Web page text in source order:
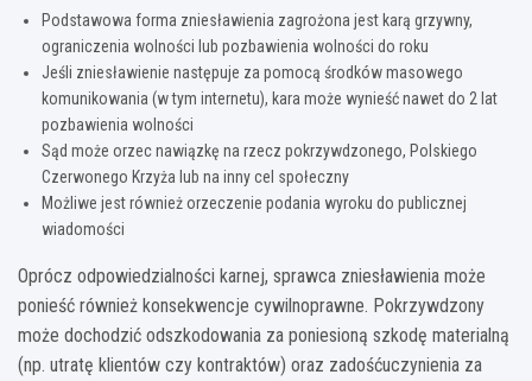
Podstawowa forma zniesławienia zagrożona jest karą grzywny,
ograniczenia wolności lub pozbawienia wolności do roku
Jeśli zniesławienie następuje za pomocą środków masowego
komunikowania (w tym internetu), kara może wynieść nawet do 2 lat
pozbawienia wolności
Sąd może orzec nawiązkę na rzecz pokrzywdzonego, Polskiego
Czerwonego Krzyża lub na inny cel społeczny
Możliwe jest również orzeczenie podania wyroku do publicznej
wiadomości
Oprócz odpowiedzialności karnej, sprawca zniesławienia może
ponieść również konsekwencje cywilnoprawne. Pokrzywdzony
może dochodzić odszkodowania za poniesioną szkodę materialną
(np. utratę klientów czy kontraktów) oraz zadośćuczynienia za